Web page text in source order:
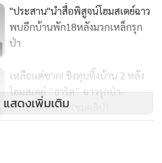
ไม้เคยลงมาตรวจสอบพิกัด ระบุว่าไม่
แต่อย่างใด แต่มาวันนี้กลายเป็นเขตป่า
ได้ประสานกับหน่วยราชการตลอดโดย
ดว่าไม่ได้บุกรุกป่าสงวนแห่งชาติแต่
ลเพื่อขอความเป็นธรรมจากศาล
พบอีกบ้านพัก18หลังมวกเหล็กรุก
ป่า
โฮมสเตย์ “ธาริต” ฉาวรุกป่า-
จนท.จ่อแจ้งจับ (ชมคลิป)
แสดงเพิ่มเติม